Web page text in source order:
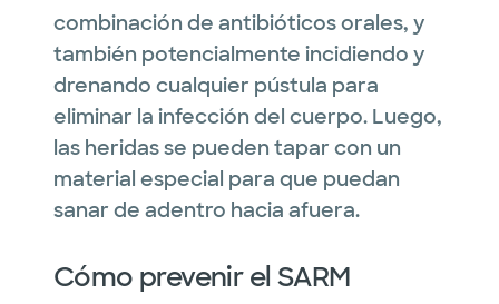
combinación de antibióticos orales, y
también potencialmente incidiendo y
drenando cualquier pústula para
eliminar la infección del cuerpo. Luego,
las heridas se pueden tapar con un
material especial para que puedan
sanar de adentro hacia afuera.
Cómo prevenir el SARM